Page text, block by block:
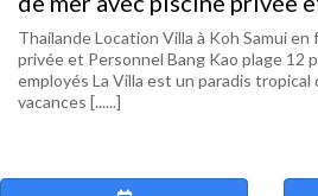
Thailande Location Villa à Koh Samui
privée et Personnel Bang Kao plage 12
employés La Villa est un paradis
vacances [......]